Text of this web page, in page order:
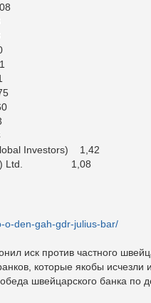
Investors) 1,42
(UK) Ltd. 1,08
o-den-gah-gdr-julius-bar/
иск против частного
которые якобы
швейцарского банка по